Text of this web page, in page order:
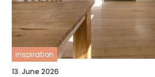
inspiration
13. June 2026